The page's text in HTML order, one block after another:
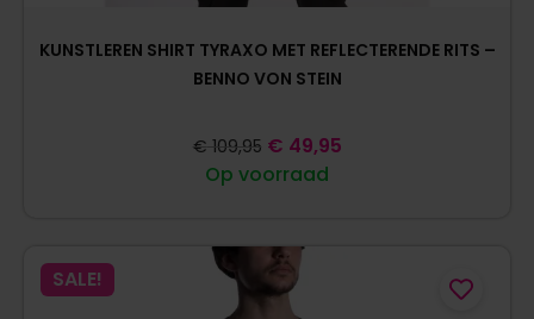
KUNSTLEREN SHIRT TYRAXO MET REFLECTERENDE RITS –
BENNO VON STEIN
Op voorraad
€ 109,95 € 49,95
SALE!